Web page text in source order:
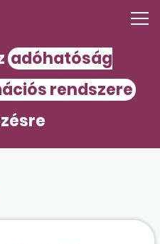
adóhatóság
rendszere